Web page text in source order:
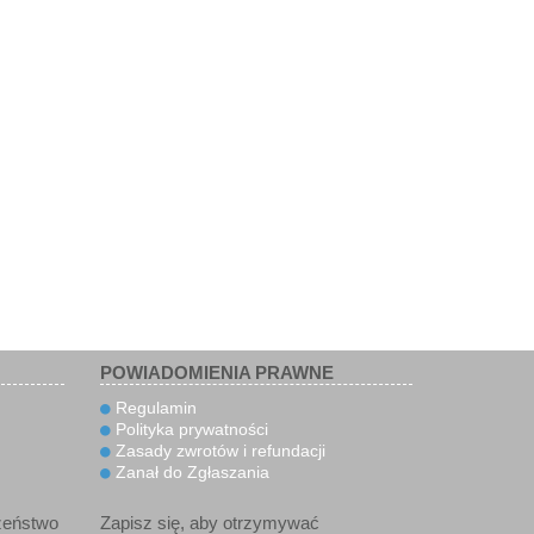
POWIADOMIENIA PRAWNE
Regulamin
Polityka prywatności
Zasady zwrotów i refundacji
Zanał do Zgłaszania
Zapisz się, aby otrzymywać